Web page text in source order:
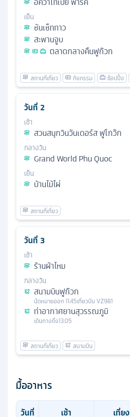
เย็น
ซันเซ็ททาว
สะพานจูบ
ตลาดกลางคืนฟูก๊วก
วันที่ 2
เช้า
สวนสนุกวินวันเดอร์ส ฟูโกว๊ก
กลางวัน
Grand World Phu Quoc
เย็น
บ้านไม้ไผ่
วันที่ 3
เช้า
ร้านผ้าไหม
กลางวัน
สนามบินฟูก๊วก
นัดหมายออก11.45เที่ยวบิน VZ981
ท่าอากาศยานสุวรรณภูมิ
เดินทางถึง13.05
มื้ออาหาร
วันที่ เช้า เที่ยง